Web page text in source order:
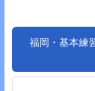
福岡・基本練